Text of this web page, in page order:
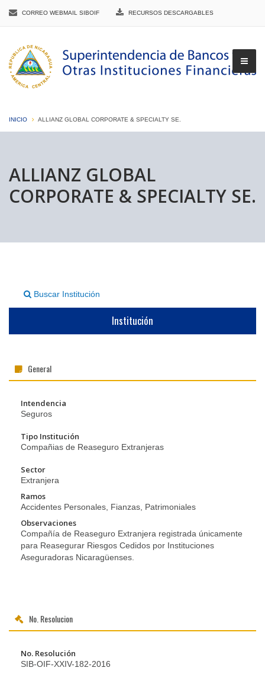
CORREO WEBMAIL SIBOIF RECURSOS DESCARGABLES
▼
INICIO ALLIANZ GLOBAL CORPORATE & SPECIALTY SE.
ALLIANZ GLOBAL
CORPORATE & SPECIALTY SE.
Buscar Institución
Institución
General
Intendencia
Seguros
Tipo Institución
Compañias de Reaseguro Extranjeras
Sector
Extranjera
Ramos
Accidentes Personales, Fianzas, Patrimoniales
Observaciones
Compañía de Reaseguro Extranjera registrada únicamente
para Reasegurar Riesgos Cedidos por Instituciones
Aseguradoras Nicaragüenses.
No. Resolucion
No. Resolución
SIB-OIF-XXIV-182-2016